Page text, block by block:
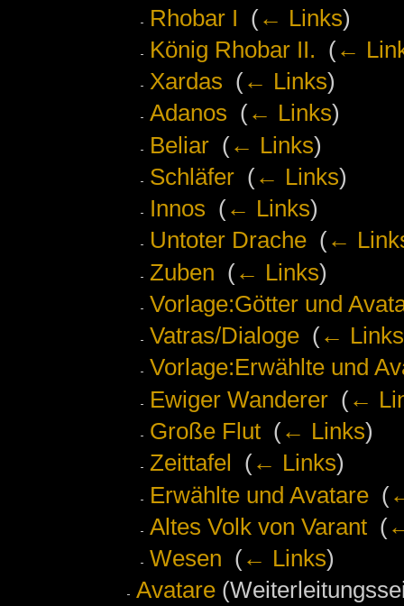
Rhobar I
(← Links)
König Rhobar II.
(←
Xardas (← Links)
Adanos (← Links)
Beliar‎ (← Links)
Schläfer‎ (← Links)
Innos (← Links)
Untoter Drache‎ (←
Zuben (← Links)
Vorlage:Götter und
Vatras/Dialoge‎ (← Links
Vorlage:Erwählte und
Ewiger Wanderer‎ (←
Große Flut‎ (← Links)
Zeittafel
(← Links)
Erwählte und Avatare‎ (
Altes Volk von Varant‎ (
Wesen (← Links)
Avatare